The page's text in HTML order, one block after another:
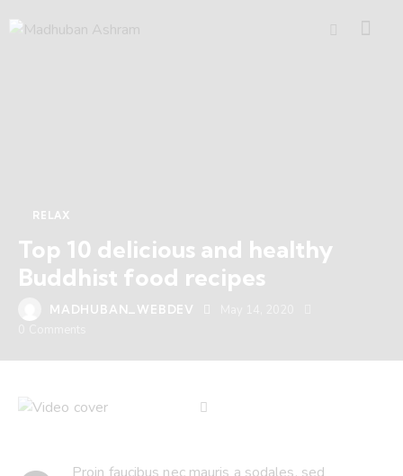
RELAX
Top 10 delicious and healthy
Buddhist food recipes
MADHUBAN_WEBDEV